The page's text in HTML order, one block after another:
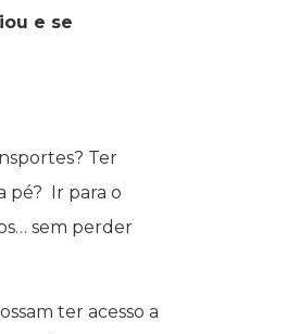
e se
Ter
pé? Ir para o
sem perder
ter acesso a